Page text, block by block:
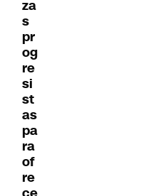
za
s
pr
og
re
si
st
as
pa
ra
of
re